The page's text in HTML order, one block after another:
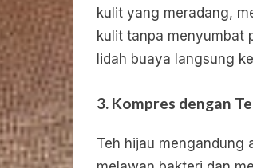
kulit yang meradang,
kulit tanpa menyumbat
lidah buaya langsung
3. Kompres dengan
Teh hijau mengandung